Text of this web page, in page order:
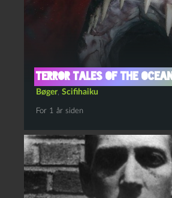
Terror Tales of the Ocean
Bøger, Scifihaiku
For 1 år siden